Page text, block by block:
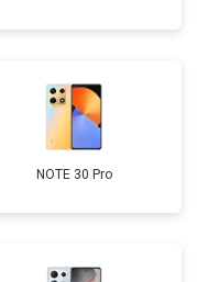
NOTE 30 Pro